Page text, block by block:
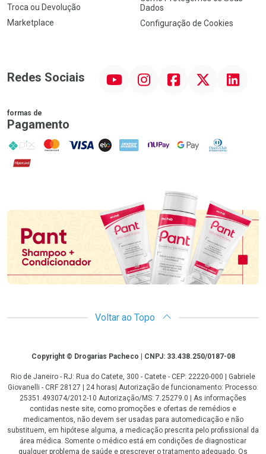
Troca ou Devolução
Marketplace
Dados
Configuração de Cookies
Redes Sociais InstagramFacebook Linkedin
formas de
Pagamento
PIX MasterCard
VISA ELO AMEX NuPay Google PayDiners Club
Hipercard
Promoção em Destaque
Voltar ao Topo
CopyrightCopyright © Drogarias Pacheco | CNPJ: 33.438.250/0187-08
Rio de Janeiro - RJ: Rua do Catete, 300 - Catete - CEP: 22220-000 | Gabriele
Giovanelli - CRF 28127 | 24 horas| Autorização de funcionamento: Processo:
25351.493074/2012-10 Autorização/MS: 7.25279.0 | As informações
contidas neste site, como promoções e ofertas de remédios e
medicamentos, não devem ser usadas para automedicação e não
substituem, em hipótese alguma, a medicação prescrita pelo profissional da
área médica. Somente o médico está em condições de diagnosticar
qualquer problema de saúde e prescrever o tratamento adequado. Os